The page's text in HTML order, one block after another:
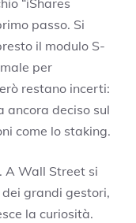
“iShares
passo. Si
il modulo S-
per
restano incerti:
ancora deciso sul
come lo staking.
A Wall Street si
dei grandi gestori,
la curiosità.